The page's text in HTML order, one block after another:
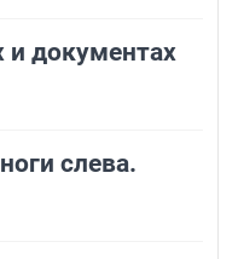
документах
слева.